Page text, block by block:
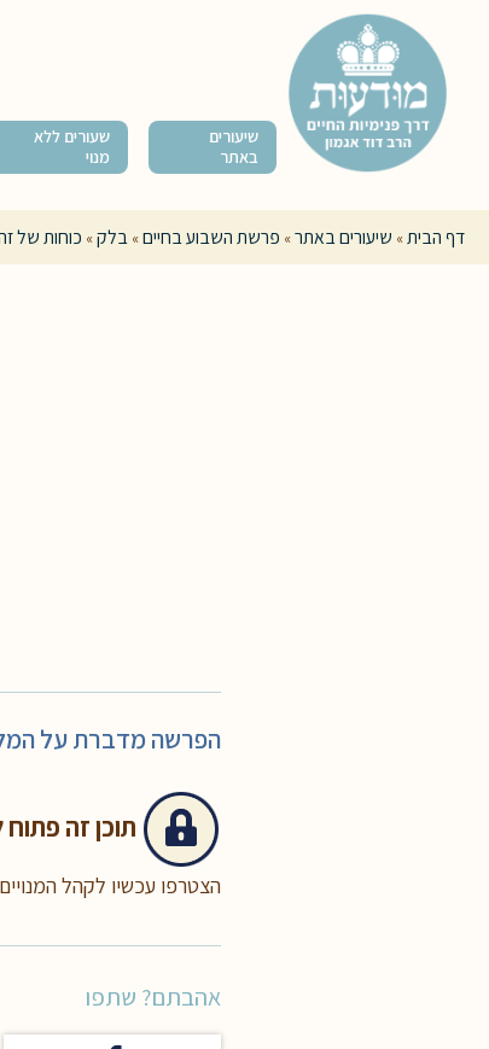
שיעורים
באתר
שעורים ללא
מנוי
דף הבית» שיעורים באתר» פרשת השבוע בחיים» בלק» כוחות של
הפרשה מדברת על
תוכן זה פתוח
הצטרפו עכשיו לקהל
אהבתם? שתפו